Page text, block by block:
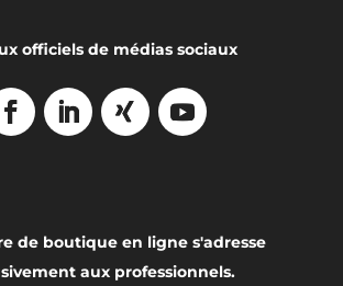
officiels de médias sociaux
de boutique en ligne s'adresse
aux professionnels.